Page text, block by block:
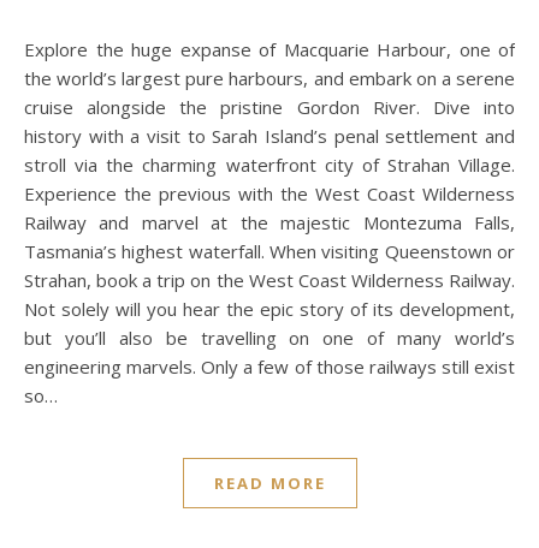
Explore the huge expanse of Macquarie Harbour, one of
the world’s largest pure harbours, and embark on a serene
cruise alongside the pristine Gordon River. Dive into
history with a visit to Sarah Island’s penal settlement and
stroll via the charming waterfront city of Strahan Village.
Experience the previous with the West Coast Wilderness
Railway and marvel at the majestic Montezuma Falls,
Tasmania’s highest waterfall. When visiting Queenstown or
Strahan, book a trip on the West Coast Wilderness Railway.
Not solely will you hear the epic story of its development,
but you’ll also be travelling on one of many world’s
engineering marvels. Only a few of those railways still exist
so…
READ MORE